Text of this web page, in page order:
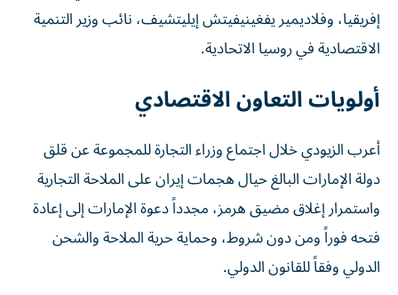
إفريقيا، وفلاديمير يفغينيفيتش إيليتشيف، نائب وزير التنمية
الاقتصادية في روسيا الاتحادية.
أولويات التعاون الاقتصادي
أعرب الزيودي خلال اجتماع وزراء التجارة للمجموعة عن قلق
دولة الإمارات البالغ حيال هجمات إيران على الملاحة التجارية
واستمرار إغلاق مضيق هرمز، مجدداً دعوة الإمارات إلى إعادة
فتحه فوراً ومن دون شروط، وحماية حرية الملاحة والشحن
الدولي وفقاً للقانون الدولي.